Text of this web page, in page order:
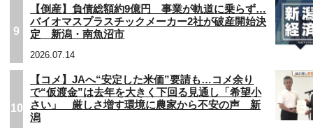
9
【倒産】負債総額約9億円 事業が軌道に乗らず…
バイオマスプラスチックメーカー2社が破産開始決
定 新潟・南魚沼市
2026.07.14
10
【コメ】JAへ“安定した米価”要請も…コメ余り
で“仮渡金”は去年を大きく下回る見通し「希望小
さい」 厳しさ増す環境に農家から不安の声 新
潟